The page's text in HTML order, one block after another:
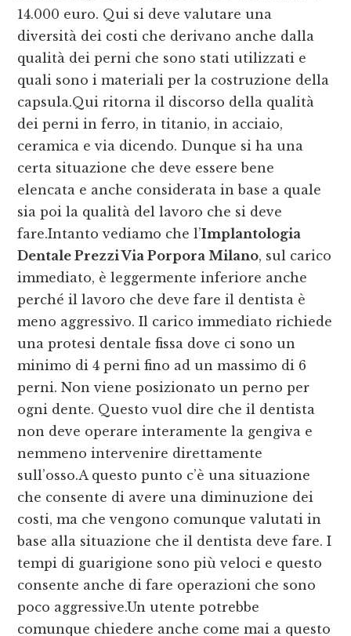
14.000 euro. Qui si deve valutare una
diversità dei costi che derivano anche dalla
qualità dei perni che sono stati utilizzati e
quali sono i materiali per la costruzione della
capsula.Qui ritorna il discorso della qualità
dei perni in ferro, in titanio, in acciaio,
ceramica e via dicendo. Dunque si ha una
certa situazione che deve essere bene
elencata e anche considerata in base a quale
sia poi la qualità del lavoro che si deve
fare.Intanto vediamo che l’Implantologia
Dentale Prezzi Via Porpora Milano, sul carico
immediato, è leggermente inferiore anche
perché il lavoro che deve fare il dentista è
meno aggressivo. Il carico immediato richiede
una protesi dentale fissa dove ci sono un
minimo di 4 perni fino ad un massimo di 6
perni. Non viene posizionato un perno per
ogni dente. Questo vuol dire che il dentista
non deve operare interamente la gengiva e
nemmeno intervenire direttamente
sull’osso.A questo punto c’è una situazione
che consente di avere una diminuzione dei
costi, ma che vengono comunque valutati in
base alla situazione che il dentista deve fare. I
tempi di guarigione sono più veloci e questo
consente anche di fare operazioni che sono
poco aggressive.Un utente potrebbe
comunque chiedere anche come mai a questo